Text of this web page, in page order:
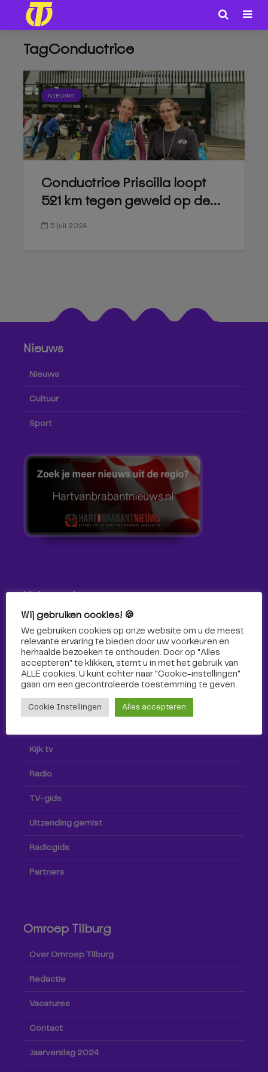
TagConductrice
NIEUWS
Conductrice Priscilla loopt
521 km tegen geweld op de...
5 juli 2024
Nieuws
Nieuws
Cultuur
Sport
Volg ons!
Volg Omroep Tilburg niet alleen hier, maar ook via social
media!
Kijk tv
Radio
TV-gids
Uitzending gemist
Radiogids
Partners
Omroep Tilburg
Over Omroep Tilburg
Redactie
Vacatures
Contact
Jaarverslag 2024
Wij gebruiken cookies! 🍪
We gebruiken cookies op onze website om u de meest
relevante ervaring te bieden door uw voorkeuren en
herhaalde bezoeken te onthouden. Door op "Alles
accepteren" te klikken, stemt u in met het gebruik van
ALLE cookies. U kunt echter naar "Cookie-instellingen"
gaan om een ​​gecontroleerde toestemming te geven.
Cookie Instellingen Alles accepteren